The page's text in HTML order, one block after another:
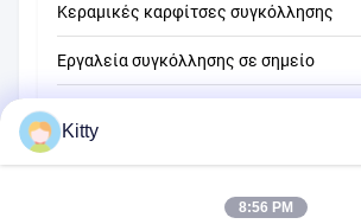
Κεραμικές καρφίτσες συγκόλλησης
Εργαλεία συγκόλλησης σε σημείο
Kitty
8:56 PM